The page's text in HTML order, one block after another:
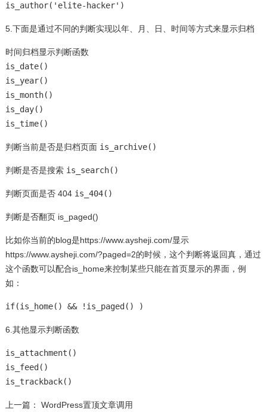
is_author('elite-hacker')
5.下面是通过不同的判断实现以年、月、日、时间等方式来显示归档
时间归档显示判断函数
is_date()
is_year()
is_month()
is_day()
is_time()
判断当前是否是归档页面 is_archive()
判断是否是搜索 is_search()
判断页面是否 404 is_404()
判断是否翻页 is_paged()
比如你当前的blog是https://www.aysheji.com/显示
https://www.aysheji.com/?paged=2的时候，这个判断将返回真，通过
这个函数可以配合is_home来控制某些只能在首页显示的界面，例
如：
if(is_home() && !is_paged() )
6.其他显示判断函数
is_attachment()
is_feed()
is_trackback()
上一篇： WordPress置顶文章调用